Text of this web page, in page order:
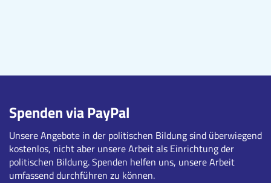
Spenden via PayPal
Unsere Angebote in der politischen Bildung sind überwiegend
kostenlos, nicht aber unsere Arbeit als Einrichtung der
politischen Bildung. Spenden helfen uns, unsere Arbeit
umfassend durchführen zu können.